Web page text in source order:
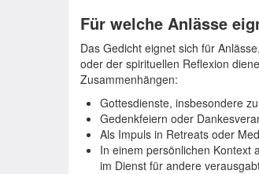
Für welche Anlässe
Das Gedicht eignet sich für
oder der spirituellen Reflexion
Zusammenhängen:
Gottesdienste, insbesondere
Gedenkfeiern oder
Als Impuls in Retreats oder
In einem persönlichen Kontext
im Dienst für andere